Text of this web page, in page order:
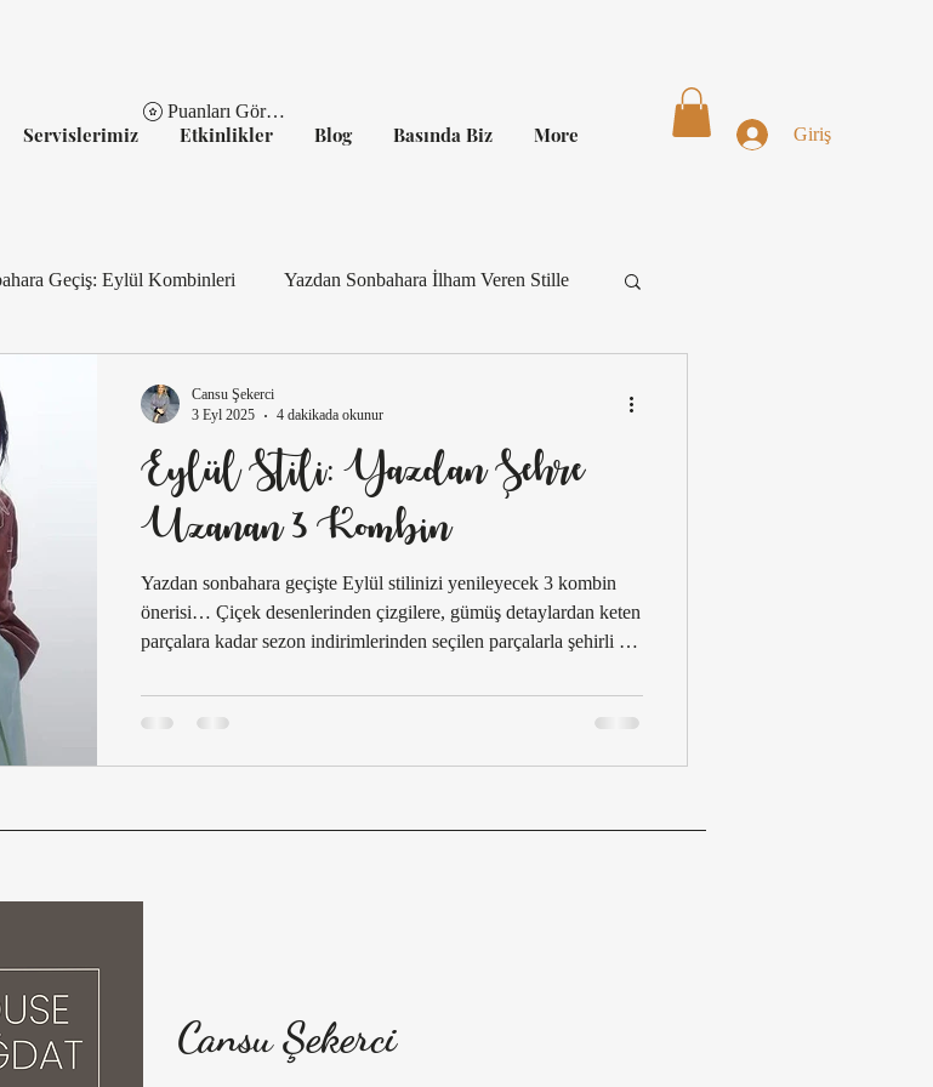
Servislerimiz Etkinlikler Blog Basında Biz More
Puanları Görüntüle
Giriş
Geçiş: Eylül Kombinleri Yazdan Sonbahara İlham Veren Stille
Parçaları
Sonbahara Geçiş Tatilden Şehre: Eylül Kombin İlhamı
2025–26 Moda Trendleri
Analizi 2025–26
Kış Stil Rehberi Kadın Moda Raporu: 2025–26 Sezonu
Lüks Moda Evleri
Eylül Stili: Yazdan Şehre
Uzanan 3 Kombin
Yazdan sonbahara geçişte Eylül stilinizi yenileyecek 3 kombin
önerisi… Çiçek desenlerinden çizgilere, gümüş detaylardan keten
parçalara kadar sezon indirimlerinden seçilen parçalarla şehirli ve
Cansu Şekerci
3 Eyl 2025
4 dakikada okunur
Cansu Şekerci